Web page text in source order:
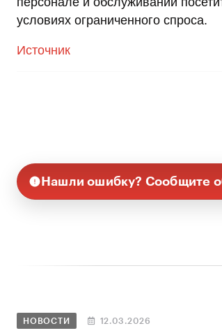
условиях ограниченного спроса.
Источник
Нашли ошибку? Сообщите
НОВОСТИ 12.03.2026